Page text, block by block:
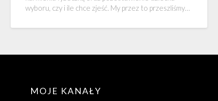
wyboru, czy i ile chce zjeść. My przez to przeszliśmy…
MOJE KANAŁY